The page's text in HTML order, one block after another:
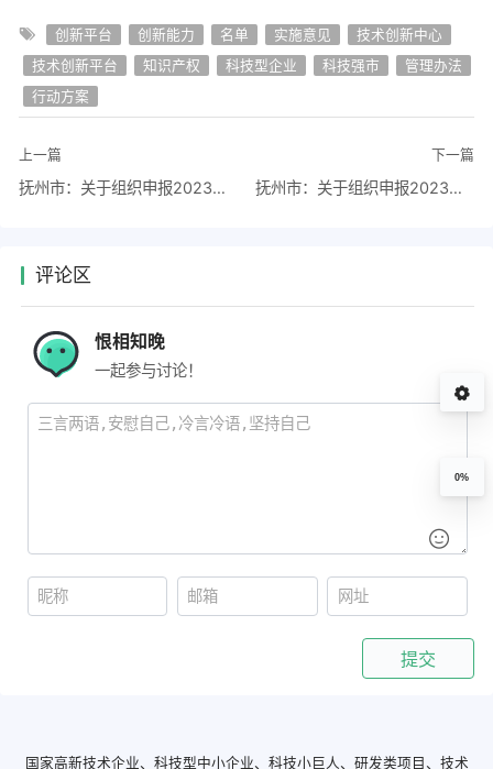
创新平台 创新能力 名单 实施意见
技术创新中心
技术创新平台
知识产权 科技型企业 科技强市
管理办法
行动方案
上一篇
抚州市：关于组织申报2023年度市级众创空间备案的通知
下一篇
抚州市：关于组织申报2023年度第一批市级社会发展指导性科技计划项目的通知
评论区
恨相知晚
一起参与讨论！
提交
0%
国家高新技术企业、科技型中小企业、科技小巨人、研发类项目、技术